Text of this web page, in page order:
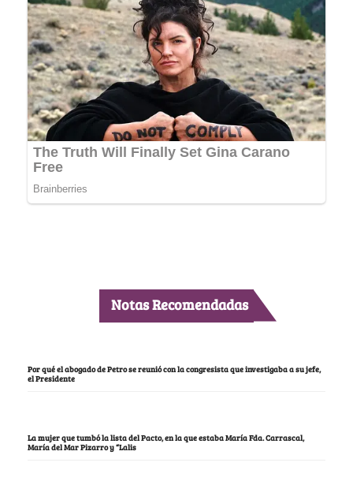
Notas Recomendadas
Por qué el abogado de Petro se reunió con la congresista que investigaba a su jefe,
el Presidente
La mujer que tumbó la lista del Pacto, en la que estaba María Fda. Carrascal,
María del Mar Pizarro y “Lalis